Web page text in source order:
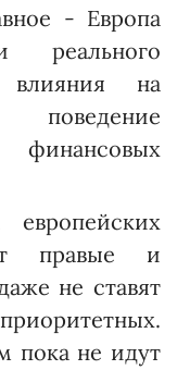
- Европа
реального
влияния на
европейских
правые и
не ставят
пока не идут